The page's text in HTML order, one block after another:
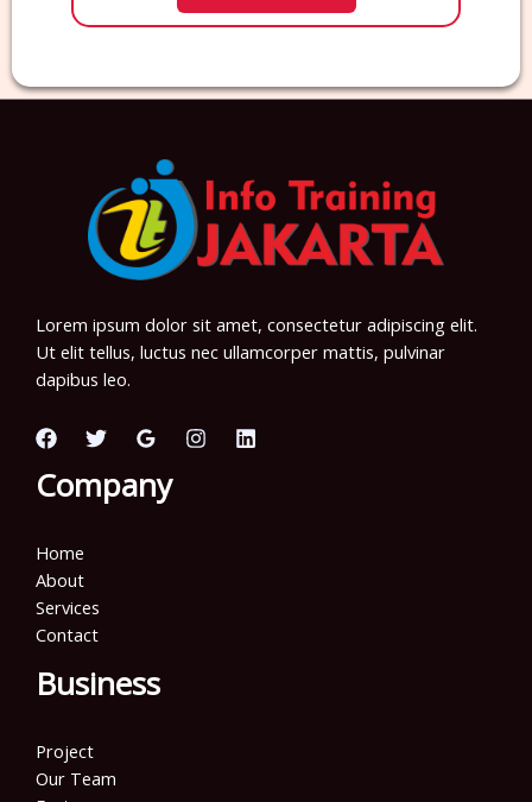
Lorem ipsum dolor sit amet, consectetur adipiscing elit.
Ut elit tellus, luctus nec ullamcorper mattis, pulvinar
dapibus leo.
Company
Home
About
Services
Contact
Business
Project
Our Team